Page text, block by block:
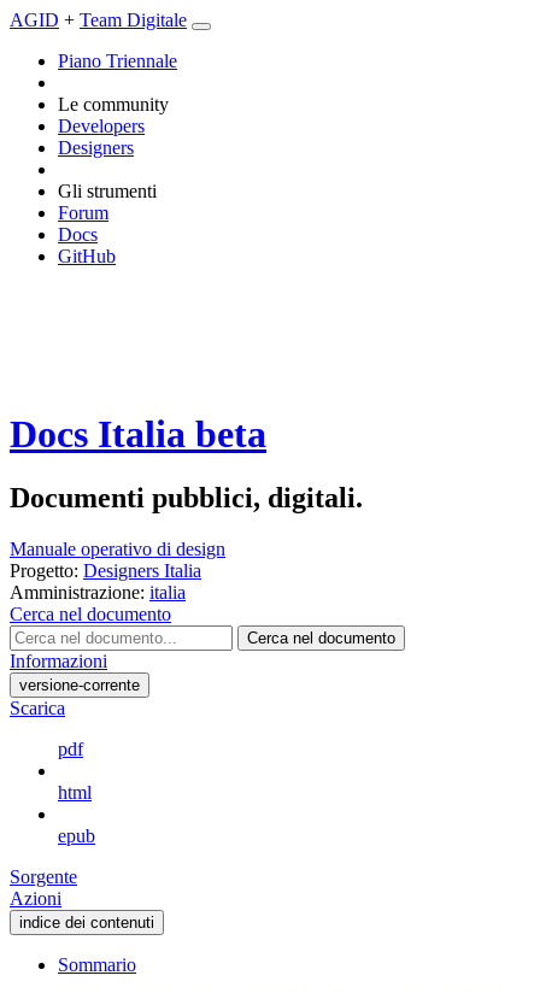
AGID + Team Digitale
Piano Triennale
Le community
Developers
Designers
Gli strumenti
Forum
Docs
GitHub
Docs Italia beta
Documenti pubblici, digitali.
Manuale operativo di design
Progetto: Designers Italia
Amministrazione: italia
Cerca nel documento
Cerca nel documento
Informazioni
versione-corrente
Scarica
pdf
html
epub
Sorgente
Azioni
indice dei contenuti
Sommario